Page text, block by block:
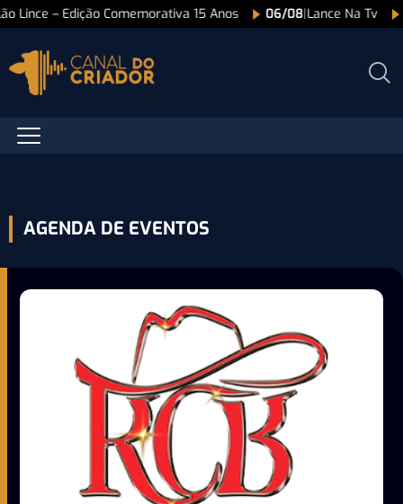
Lince – Edição Comemorativa 15 Anos 06/08|Lance Na Tv
AGENDA DE EVENTOS